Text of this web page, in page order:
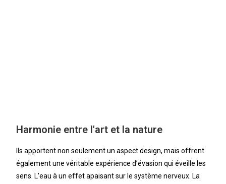
Harmonie entre l'art et la nature
Ils apportent non seulement un aspect design, mais offrent
également une véritable expérience d’évasion qui éveille les
sens. L’eau à un effet apaisant sur le système nerveux. La